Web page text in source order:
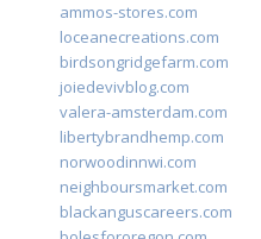
ammos-stores.com
loceanecreations.com
birdsongridgefarm.com
joiedevivblog.com
valera-amsterdam.com
libertybrandhemp.com
norwoodinnwi.com
neighboursmarket.com
blackanguscareers.com